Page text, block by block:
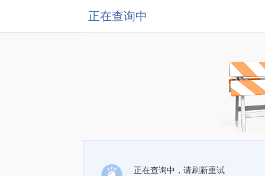
正在查询中
正在查询中，请刷新重试